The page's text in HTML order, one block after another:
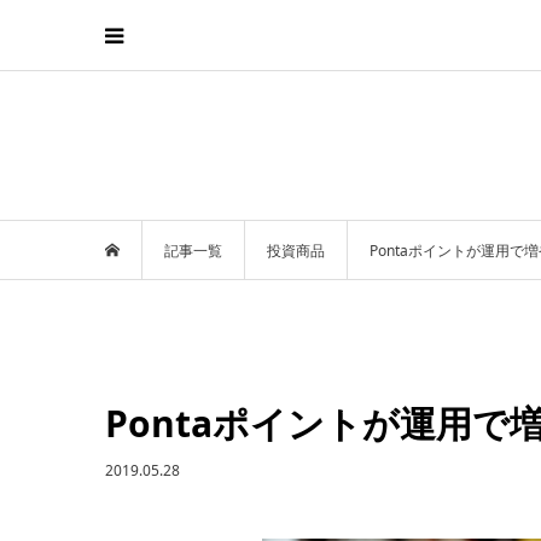
記事一覧 投資商品 Pontaポイントが運用で
Pontaポイントが運用で
2019.05.28